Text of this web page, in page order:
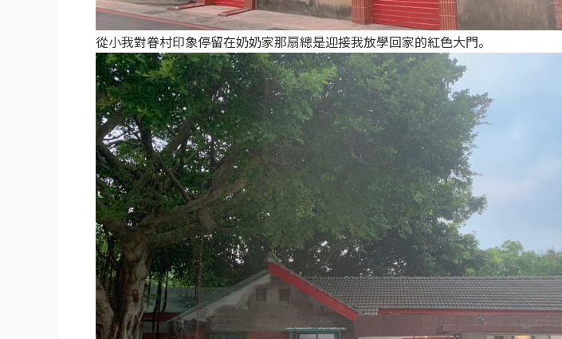
從小我對眷村印象停留在奶奶家那扇總是迎接我放學回家的紅色大門。